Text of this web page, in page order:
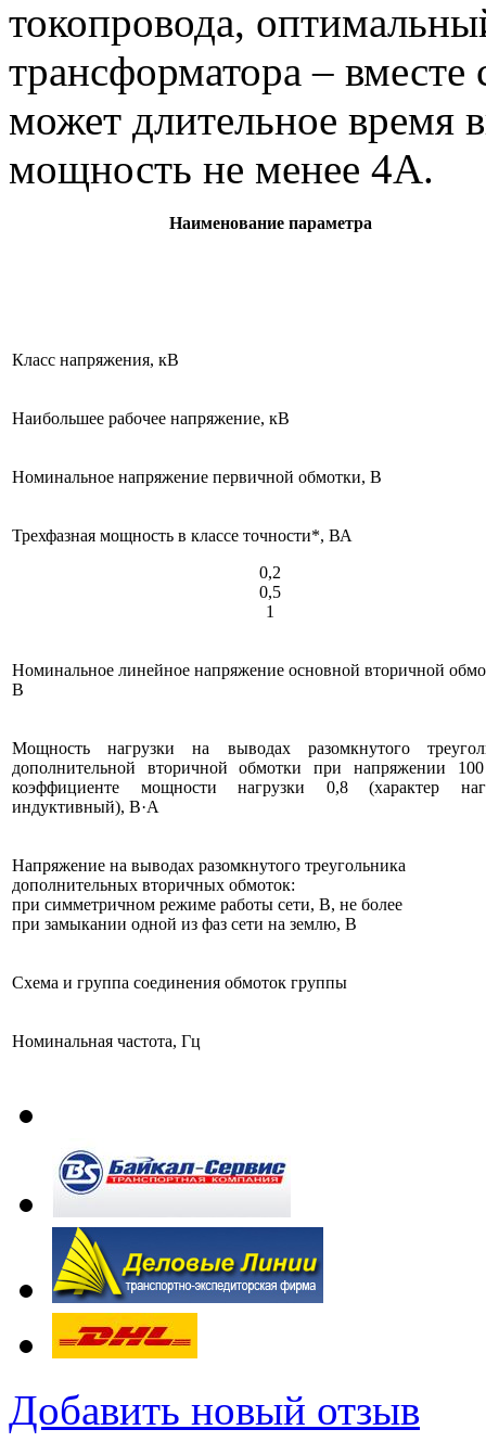
токопровода,
трансформатора –
может длительное
мощность не менее 4А.
Наименование параметра
Класс напряжения, кВ
Наибольшее рабочее напряжение, кВ
Номинальное напряжение первичной обмотки, В
Трехфазная мощность в классе точности*, ВА
0,2
0,5
1
Номинальное линейное напряжение основной вторичной
В
Мощность нагрузки на выводах разомкнутого
дополнительной вторичной обмотки при напряжении
коэффициенте мощности нагрузки 0,8 (характер
индуктивный), В·А
Напряжение на выводах разомкнутого треугольника
дополнительных вторичных обмоток:
при симметричном режиме работы сети, В, не более
при замыкании одной из фаз сети на землю, В
Схема и группа соединения обмоток группы
Номинальная частота, Гц
Добавить новый отзыв